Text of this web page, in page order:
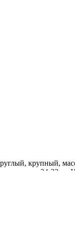
крупный,
растения 24-32 кг.